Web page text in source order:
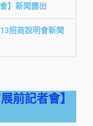
】新聞露出
招商說明會新聞
前記者會】